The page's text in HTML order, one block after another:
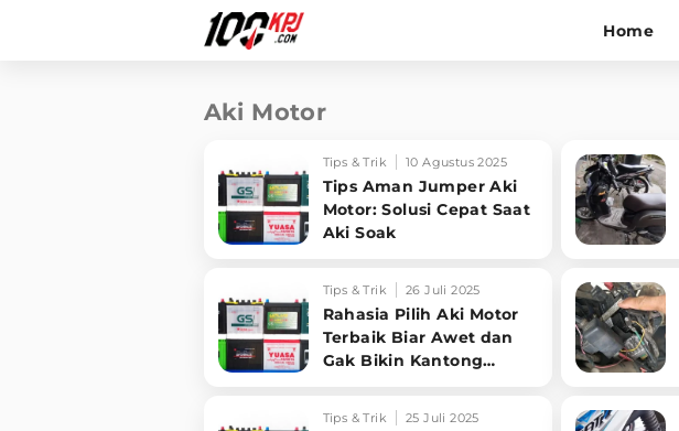
Home
Aki Motor
Tips & Trik 10 Agustus 2025
Tips Aman Jumper Aki
Motor: Solusi Cepat Saat
Aki Soak
Tips & Trik 26 Juli 2025
Rahasia Pilih Aki Motor
Terbaik Biar Awet dan
Gak Bikin Kantong
Tips & Trik 25 Juli 2025